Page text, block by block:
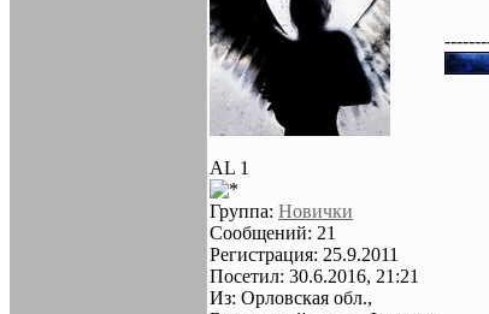
AL 1
Группа: Новички
Сообщений: 21
Регистрация: 25.9.2011
Посетил: 30.6.2016, 21:21
Из: Орловская обл.,